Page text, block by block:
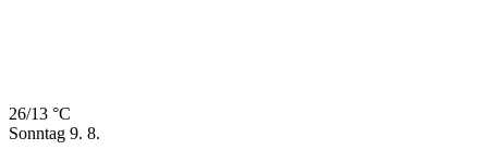
26/13 °C
Sonntag 9. 8.